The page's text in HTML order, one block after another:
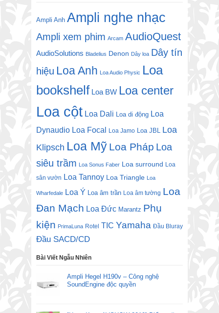
Ampli Anh Ampli nghe nhạc
Ampli xem phim Arcam AudioQuest
AudioSolutions Bladelius Denon Dây loa Dây tín
hiệu Loa Anh Loa Audio Physic Loa
bookshelf Loa BW Loa center
Loa cột Loa Dali Loa di động Loa
Dynaudio Loa Focal Loa Jamo Loa JBL Loa
Klipsch Loa Mỹ Loa Pháp Loa
siêu trầm Loa Sonus Faber Loa surround Loa
sân vườn Loa Tannoy Loa Triangle Loa
Wharfedale Loa Ý Loa âm trần Loa âm tường Loa
Đan Mạch Loa Đức Marantz Phụ
kiện PrimaLuna Rotel TIC Yamaha Đầu Bluray
Đầu SACD/CD
Bài Viết Ngẫu Nhiên
Ampli Hegel H190v – Công nghệ
SoundEngine độc quyền